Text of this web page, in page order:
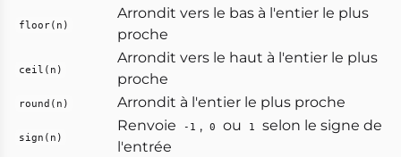
floor(n)
Arrondit vers le bas à l'entier le plus
proche
ceil(n)
Arrondit vers le haut à l'entier le plus
proche
round(n) Arrondit à l'entier le plus proche
sign(n)
Renvoie -1 , 0 ou 1
selon le signe de
l'entrée